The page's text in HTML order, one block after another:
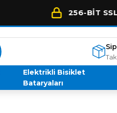
256-BİT SSL İLE
Elektrikli Bisiklet
Bataryaları